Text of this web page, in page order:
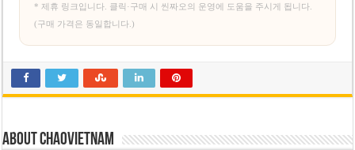
* 제휴 링크입니다. 클릭·구매 시 씬짜오의 운영에 도움을 주시게 됩니다.
(구매 가격은 동일합니다.)
About chaovietnam